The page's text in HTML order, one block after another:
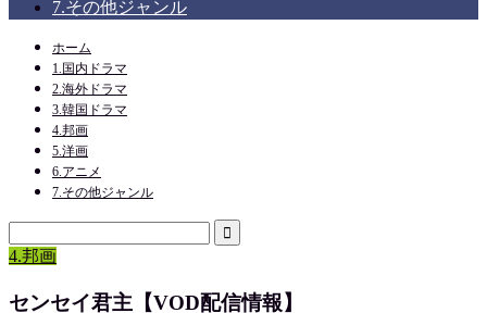
7.その他ジャンル
ホーム
1.国内ドラマ
2.海外ドラマ
3.韓国ドラマ
4.邦画
5.洋画
6.アニメ
7.その他ジャンル
4.邦画
センセイ君主【VOD配信情報】